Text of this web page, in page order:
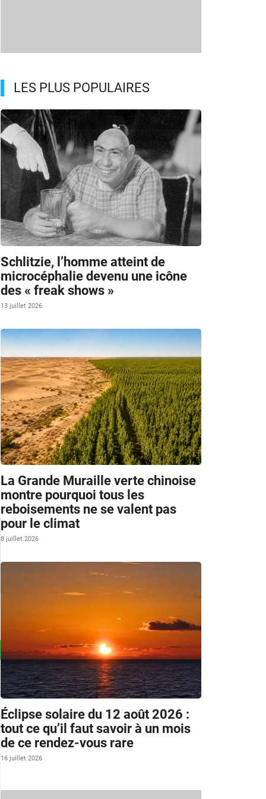
LES PLUS POPULAIRES
Schlitzie, l’homme atteint de
microcéphalie devenu une icône
des « freak shows »
13 juillet 2026
La Grande Muraille verte chinoise
montre pourquoi tous les
reboisements ne se valent pas
pour le climat
8 juillet 2026
Éclipse solaire du 12 août 2026 :
tout ce qu’il faut savoir à un mois
de ce rendez-vous rare
16 juillet 2026